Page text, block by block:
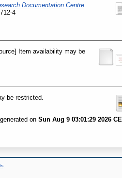
Documentation Centre
4
Item availability may be
be restricted.
on Sun Aug 9 03:01:29 2026